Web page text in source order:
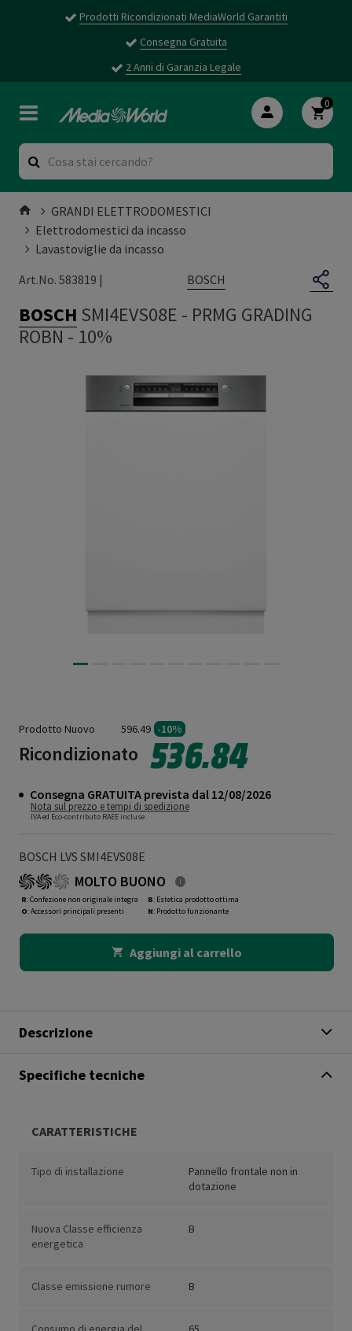
Prodotti Ricondizionati MediaWorld Garantiti
Consegna Gratuita
2 Anni di Garanzia Legale
0
GRANDI ELETTRODOMESTICI
Elettrodomestici da incasso
Lavastoviglie da incasso
Art.No. 583819 |
BOSCH
BOSCH SMI4EVS08E - PRMG GRADING
ROBN - 10%
Prodotto Nuovo 596.49 -10%
Ricondizionato 536.84
Consegna GRATUITA prevista dal 12/08/2026
Nota sul prezzo e tempi di spedizione
IVA ed Eco-contributo RAEE incluse
BOSCH LVS SMI4EVS08E
MOLTO BUONO
R: Confezione non originale integra
O: Accessori principali presenti
B: Estetica prodotto ottima
N: Prodotto funzionante
Aggiungi al carrello
Descrizione
Specifiche tecniche
CARATTERISTICHE
Tipo di installazione
Pannello frontale non in
dotazione
Nuova Classe efficienza
energetica
B
Classe emissione rumore B